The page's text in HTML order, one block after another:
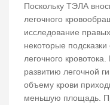
Поскольку ТЭЛА
легочного
исследование
некоторые
легочного
развитию легочной
объему крови
меньшую площадь.